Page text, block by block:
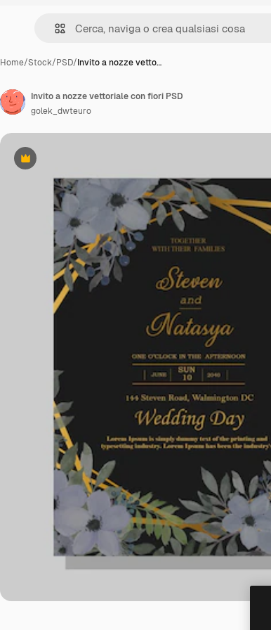
Home/Stock/PSD/Invito a nozze vetto…
Premium
Invito a nozze vettoriale con fiori PSD
golek_dwteuro